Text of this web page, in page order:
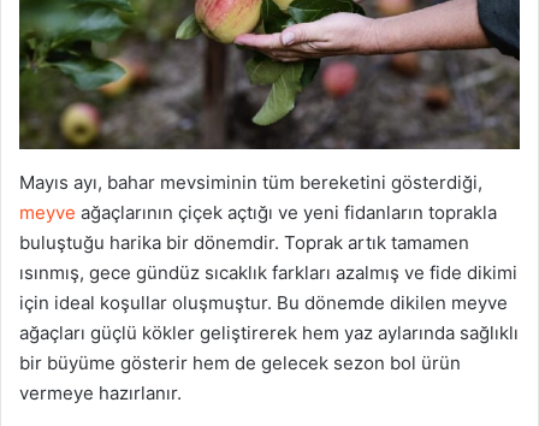
Mayıs ayı, bahar mevsiminin tüm bereketini gösterdiği,
meyve ağaçlarının çiçek açtığı ve yeni fidanların toprakla
buluştuğu harika bir dönemdir. Toprak artık tamamen
ısınmış, gece gündüz sıcaklık farkları azalmış ve fide dikimi
için ideal koşullar oluşmuştur. Bu dönemde dikilen meyve
ağaçları güçlü kökler geliştirerek hem yaz aylarında sağlıklı
bir büyüme gösterir hem de gelecek sezon bol ürün
vermeye hazırlanır.